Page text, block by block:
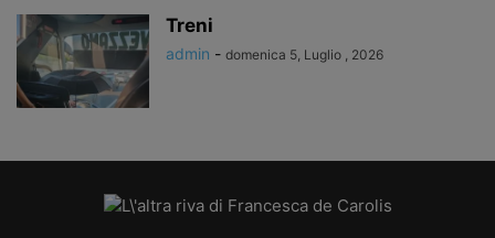
Treni
admin - domenica 5, Luglio , 2026